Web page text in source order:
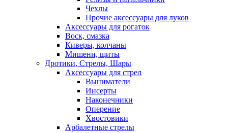
Чехлы
Прочие аксессуары для луков
Аксессуары для рогаток
Воск, смазка
Киверы, колчаны
Мишени, щиты
Дротики, Стрелы, Шары
Аксессуары для стрел
Выниматели
Инсерты
Наконечники
Оперение
Хвостовики
Арбалетные стрелы